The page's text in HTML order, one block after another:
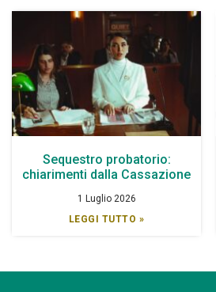
Sequestro probatorio:
chiarimenti dalla Cassazione
1 Luglio 2026
LEGGI TUTTO »